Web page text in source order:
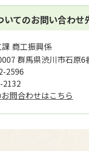
いてのお問い合わせ
商工振興係
群馬県渋川市石原6
2596
2132
問合わせはこちら